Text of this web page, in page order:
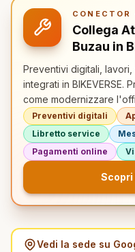
CONECTOR
Collega
Buzau in
Preventivi digitali,
integrati in BIKEVERSE.
come modernizzare
Preventivi digitali
Libretto service
Pagamenti online
Scopri
Vedi la sede su